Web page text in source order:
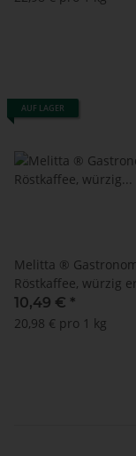
AUF LAGER
Melitta ®
Röstkaffee, würzig
500 g
10,49 € *
20,98 € pro 1 kg